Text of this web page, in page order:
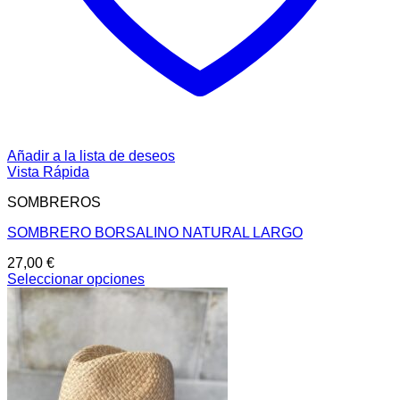
Añadir a la lista de deseos
Vista Rápida
SOMBREROS
SOMBRERO BORSALINO NATURAL LARGO
27,00 €
Seleccionar opciones
Este
producto
tiene
múltiples
variantes.
Las
opciones